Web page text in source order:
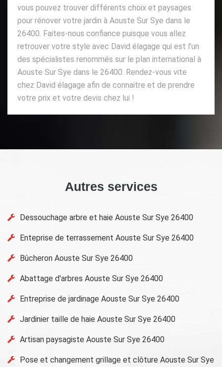
vous pouvez trouver différents choix et paysages
pour rénover votre jardin à Aouste Sur Sye dans le
26400. Faites-nous confiance puisque vous allez
retrouver votre style avec David élagage qui est l’un
des spécialistes renommés sur le plan international à
Aouste Sur Sye dans le 26400. Rendez-vous vite
chez David élagage afin de connaitre et de prendre
votre prix et votre devis chez lui !
Autres services
Dessouchage arbre et haie Aouste Sur Sye 26400
Enteprise de terrassement Aouste Sur Sye 26400
Bûcheron Aouste Sur Sye 26400
Abattage d'arbres Aouste Sur Sye 26400
Entreprise de jardinage Aouste Sur Sye 26400
Jardinier taille de haie Aouste Sur Sye 26400
Artisan paysagiste Aouste Sur Sye 26400
Pose et changement grillage et clôture Aouste Sur Sye